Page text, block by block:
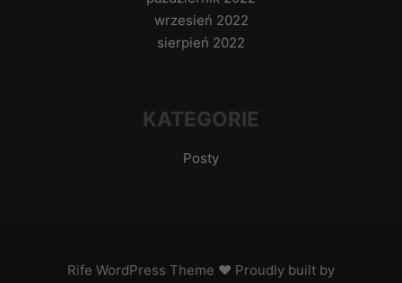
wrzesień 2022
sierpień 2022
KATEGORIE
Posty
Rife WordPress Theme ♥ Proudly built by